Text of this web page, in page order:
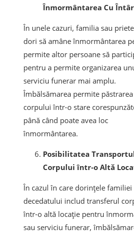
Înmormântarea Cu
În unele cazuri, familia sau
dori să amâne înmormântarea
permite altor persoane să
pentru a permite organizarea
serviciu funerar mai amplu.
Îmbălsămarea permite păstrarea
corpului într-o stare
până când poate avea loc
înmormântarea.
Posibilitatea
Corpului într-o Altă
În cazul în care dorințele familiei
decedatului includ transferul
într-o altă locație pentru
sau serviciu funerar,